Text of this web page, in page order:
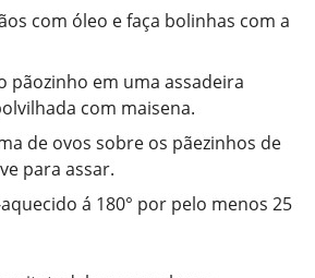
com óleo e faça bolinhas com a
pãozinho em uma assadeira
com maisena.
de ovos sobre os pãezinhos de
para assar.
á 180° por pelo menos 25